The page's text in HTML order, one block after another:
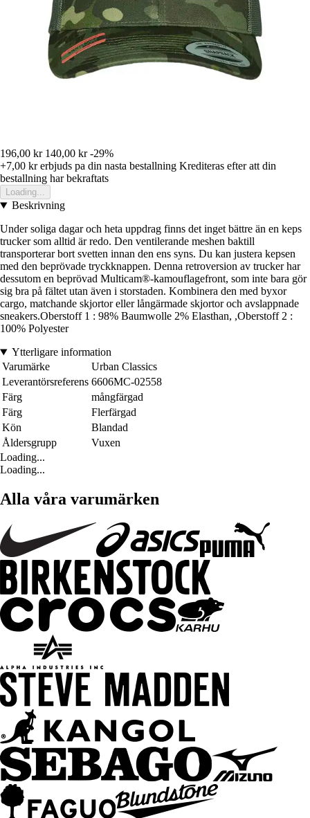
196,00 kr 140,00 kr -29%
+7,00 krerbjuds pa din nasta bestallning Krediteras efter att din
bestallning har bekraftats
Loading...
Beskrivning
Under soliga dagar och heta uppdrag finns det inget bättre än en keps
trucker som alltid är redo. Den ventilerande meshen baktill
transporterar bort svetten innan den ens syns. Du kan justera kepsen
med den beprövade tryckknappen. Denna retroversion av trucker har
dessutom en beprövad Multicam®-kamouflagefront, som inte bara gör
sig bra på fältet utan även i storstaden. Kombinera den med byxor
cargo, matchande skjortor eller långärmade skjortor och avslappnade
sneakers.Oberstoff 1 : 98% Baumwolle 2% Elasthan, ,Oberstoff 2 :
100% Polyester
Ytterligare information
Varumärke
Urban Classics
Leverantörsreferens 6606MC-02558
Färg
mångfärgad
Färg
Flerfärgad
Kön
Blandad
Åldersgrupp
Vuxen
Loading...
Loading...
Alla våra varumärken